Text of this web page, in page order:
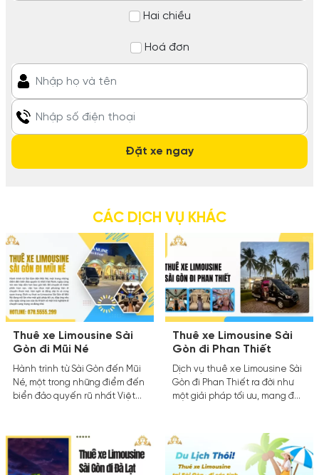
Hai chiều
Hoá đơn
CÁC DỊCH VỤ KHÁC
Thuê xe Limousine Sài
Gòn đi Mũi Né
Hành trình từ Sài Gòn đến Mũi
Né, một trong những điểm đến
biển đảo quyến rũ nhất Việt
chuyến đi thêm phần trọn
vẹn, việc lựa chọn một phương
tiện di chuyển thoải mái, tiện
Thuê xe Limousine Sài
Gòn đi Phan Thiết
Dịch vụ thuê xe Limousine Sài
Gòn đi Phan Thiết ra đời như
một giải pháp tối ưu, mang đến
khách. Bài viết này sẽ đi sâu
vào các khía cạnh của dịch vụ,
từ các loại xe, lợi ích, quy trình